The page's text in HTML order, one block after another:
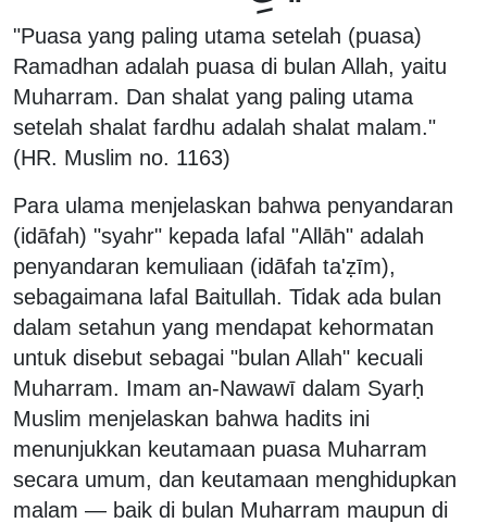
"Puasa yang paling utama setelah (puasa)
Ramadhan adalah puasa di bulan Allah, yaitu
Muharram. Dan shalat yang paling utama
setelah shalat fardhu adalah shalat malam."
(HR. Muslim no. 1163)
Para ulama menjelaskan bahwa penyandaran
(idāfah) "syahr" kepada lafal "Allāh" adalah
penyandaran kemuliaan (idāfah ta'ẓīm),
sebagaimana lafal Baitullah. Tidak ada bulan
dalam setahun yang mendapat kehormatan
untuk disebut sebagai "bulan Allah" kecuali
Muharram. Imam an-Nawawī dalam Syarḥ
Muslim menjelaskan bahwa hadits ini
menunjukkan keutamaan puasa Muharram
secara umum, dan keutamaan menghidupkan
malam — baik di bulan Muharram maupun di